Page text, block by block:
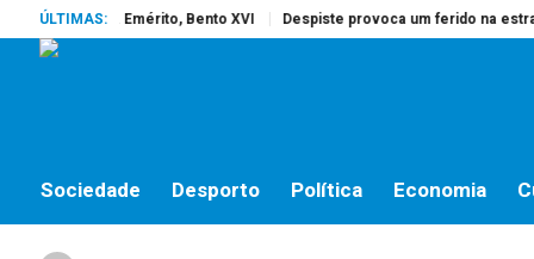
ÚLTIMAS:
o Papa Emérito, Bento XVI Despiste provoca um ferido na estrada
Sociedade Desporto Política Economia
Salgueiro